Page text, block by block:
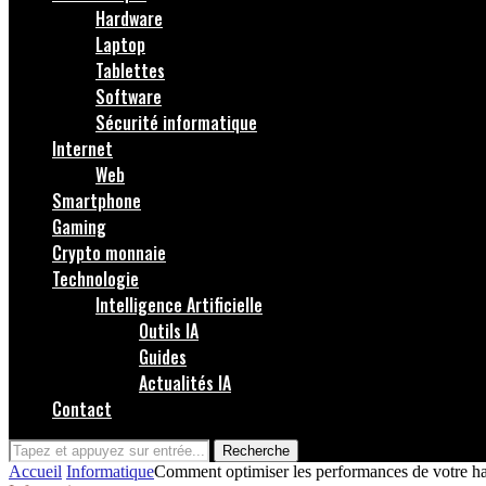
Hardware
Laptop
Tablettes
Software
Sécurité informatique
Internet
Web
Smartphone
Gaming
Crypto monnaie
Technologie
Intelligence Artificielle
Outils IA
Guides
Actualités IA
Contact
Recherche
Accueil InformatiqueComment optimiser les performances de votre